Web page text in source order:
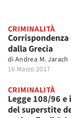
CRIMINALITÀ
dalla Grecia
di Andrea M. Jarach
16 Marzo 2017
CRIMINALITÀ
Legge 108/96 e
del superstite